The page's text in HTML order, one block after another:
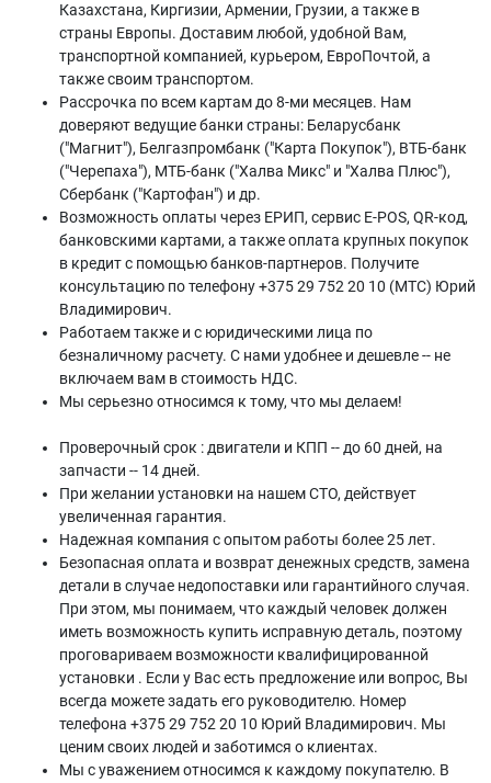
Казахстана, Киргизии, Армении, Грузии, а также в
страны Европы. Доставим любой, удобной Вам,
транспортной компанией, курьером, ЕвроПочтой, а
также своим транспортом.
Рассрочка по всем картам до 8-ми месяцев. Нам
доверяют ведущие банки страны: Беларусбанк
("Магнит"), Белгазпромбанк ("Карта Покупок"), ВТБ-банк
("Черепаха"), МТБ-банк ("Халва Микс" и "Халва Плюс"),
Сбербанк ("Картофан") и др.
Возможность оплаты через ЕРИП, сервис E-POS, QR-код,
банковскими картами, а также оплата крупных покупок
в кредит с помощью банков-партнеров. Получите
консультацию по телефону +375 29 752 20 10 (МТС) Юрий
Владимирович.
Работаем также и с юридическими лица по
безналичному расчету. С нами удобнее и дешевле -- не
включаем вам в стоимость НДС.
Мы серьезно относимся к тому, что мы делаем!
Проверочный срок : двигатели и КПП -- до 60 дней, на
запчасти -- 14 дней.
При желании установки на нашем СТО, действует
увеличенная гарантия.
Надежная компания с опытом работы более 25 лет.
Безопасная оплата и возврат денежных средств, замена
детали в случае недопоставки или гарантийного случая.
При этом, мы понимаем, что каждый человек должен
иметь возможность купить исправную деталь, поэтому
проговариваем возможности квалифицированной
установки . Если у Вас есть предложение или вопрос, Вы
всегда можете задать его руководителю. Номер
телефона +375 29 752 20 10 Юрий Владимирович. Мы
ценим своих людей и заботимся о клиентах.
Мы с уважением относимся к каждому покупателю. В